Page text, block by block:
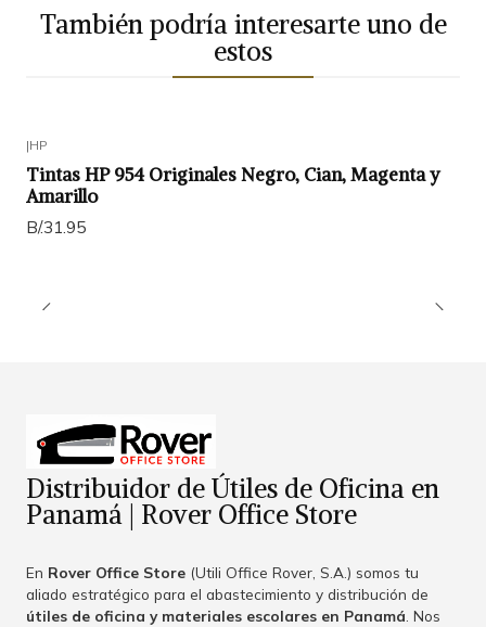
También podría interesarte uno de
estos
|HP
Tintas HP 954 Originales Negro, Cian, Magenta y
Amarillo
B/.31.95
Distribuidor de Útiles de Oficina en
Panamá | Rover Office Store
En Rover Office Store (Utili Office Rover, S.A.) somos tu
aliado estratégico para el abastecimiento y distribución de
útiles de oficina y materiales escolares en Panamá . Nos